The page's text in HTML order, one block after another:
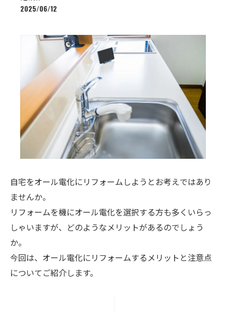
2025/06/12
自宅をオール電化にリフォームしようとお考えではあり
ませんか。
リフォームを機にオール電化を選択する方も多くいらっ
しゃいますが、どのようなメリットがあるのでしょう
か。
今回は、オール電化にリフォームするメリットと注意点
についてご紹介します。